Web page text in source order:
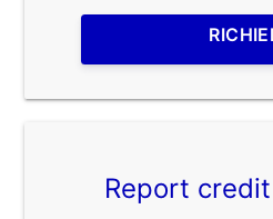
Report